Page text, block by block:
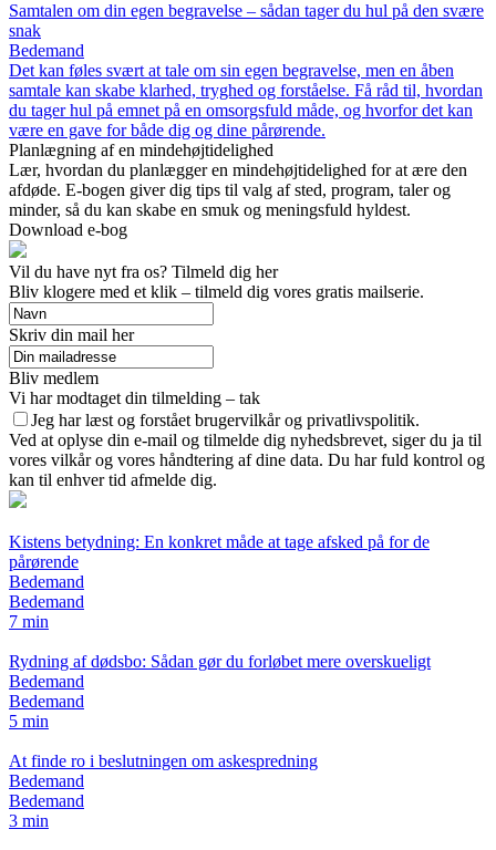
Samtalen om din egen begravelse – sådan tager du hul på den svære
snak
Bedemand
Det kan føles svært at tale om sin egen begravelse, men en åben
samtale kan skabe klarhed, tryghed og forståelse. Få råd til, hvordan
du tager hul på emnet på en omsorgsfuld måde, og hvorfor det kan
være en gave for både dig og dine pårørende.
Planlægning af en mindehøjtidelighed
Lær, hvordan du planlægger en mindehøjtidelighed for at ære den
afdøde. E-bogen giver dig tips til valg af sted, program, taler og
minder, så du kan skabe en smuk og meningsfuld hyldest.
Download e-bog
Vil du have nyt fra os? Tilmeld dig her
Bliv klogere med et klik – tilmeld dig vores gratis mailserie.
Skriv din mail her
Bliv medlem
Vi har modtaget din tilmelding – tak
Jeg har læst og forstået brugervilkår og privatlivspolitik.
Ved at oplyse din e-mail og tilmelde dig nyhedsbrevet, siger du ja til
vores vilkår og vores håndtering af dine data. Du har fuld kontrol og
kan til enhver tid afmelde dig.
Kistens betydning: En konkret måde at tage afsked på for de
pårørende
Bedemand
Bedemand
7 min
Rydning af dødsbo: Sådan gør du forløbet mere overskueligt
Bedemand
Bedemand
5 min
At finde ro i beslutningen om askespredning
Bedemand
Bedemand
3 min